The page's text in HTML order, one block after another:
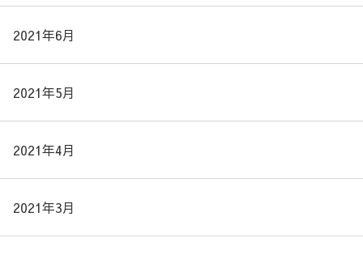
2021年6月
2021年5月
2021年4月
2021年3月